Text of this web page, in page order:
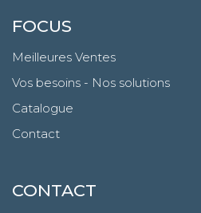
FOCUS
Meilleures Ventes
Vos besoins - Nos solutions
Catalogue
Contact
CONTACT